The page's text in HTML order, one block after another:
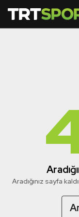
Aradığınız sayfa